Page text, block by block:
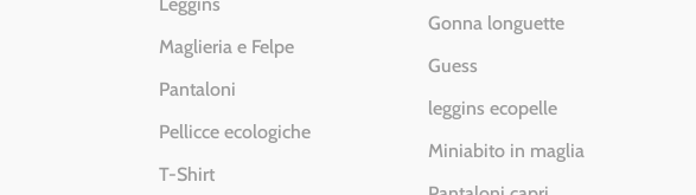
Leggins
Maglieria e Felpe
Pantaloni
Pellicce ecologiche
T-Shirt
Gonna longuette
Guess
leggins ecopelle
Miniabito in maglia